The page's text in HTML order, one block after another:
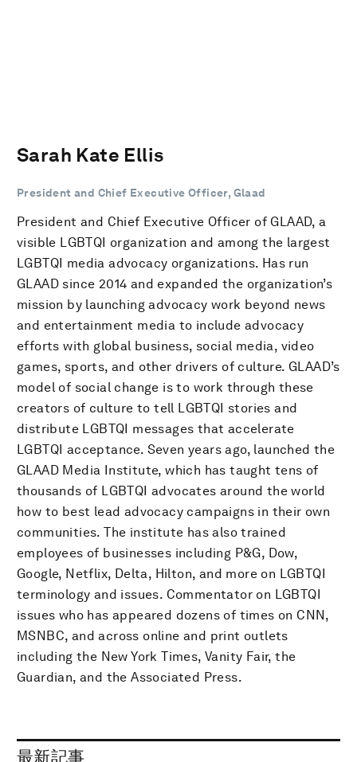
Sarah Kate Ellis
President and Chief Executive Officer, Glaad
President and Chief Executive Officer of GLAAD, a
visible LGBTQI organization and among the largest
LGBTQI media advocacy organizations. Has run
GLAAD since 2014 and expanded the organization’s
mission by launching advocacy work beyond news
and entertainment media to include advocacy
efforts with global business, social media, video
games, sports, and other drivers of culture. GLAAD’s
model of social change is to work through these
creators of culture to tell LGBTQI stories and
distribute LGBTQI messages that accelerate
LGBTQI acceptance. Seven years ago, launched the
GLAAD Media Institute, which has taught tens of
thousands of LGBTQI advocates around the world
how to best lead advocacy campaigns in their own
communities. The institute has also trained
employees of businesses including P&G, Dow,
Google, Netflix, Delta, Hilton, and more on LGBTQI
terminology and issues. Commentator on LGBTQI
issues who has appeared dozens of times on CNN,
MSNBC, and across online and print outlets
including the New York Times, Vanity Fair, the
Guardian, and the Associated Press.
最新記事